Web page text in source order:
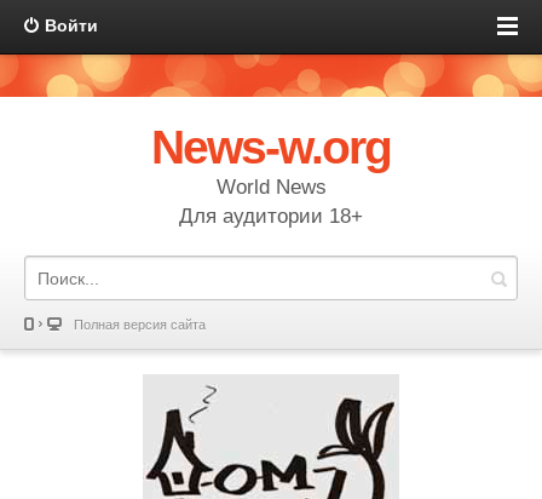
Войти
News-w.org
World News
Для аудитории 18+
Полная версия сайта